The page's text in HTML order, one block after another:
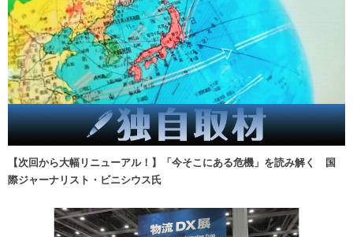
【次回から大幅リニューアル！】「今そこにある危機」を読み解く 国
際ジャーナリスト・ビニシウス氏